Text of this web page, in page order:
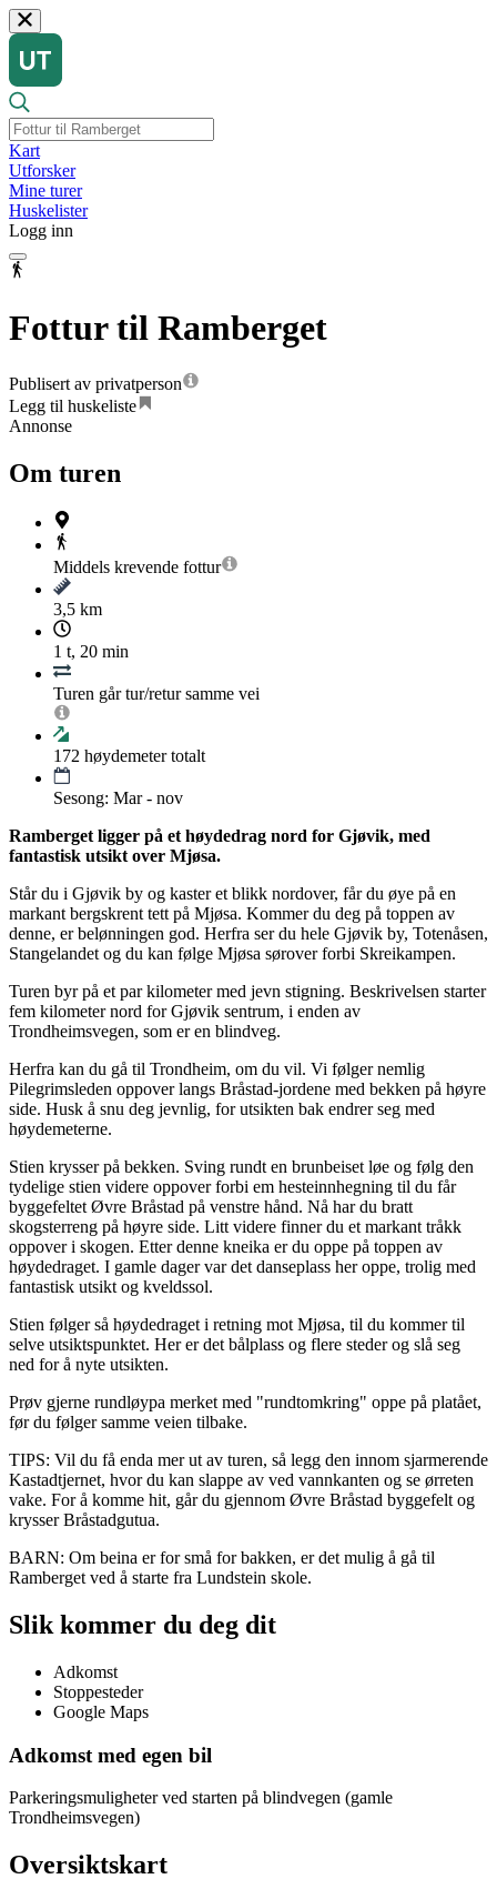
Kart
Utforsker
Mine turer
Huskelister
Logg inn
Fottur til Ramberget
Publisert av privatperson
Legg til huskeliste
Annonse
Om turen
Middels krevende fottur
3,5 km
1 t, 20 min
Turen går tur/retur samme vei
172 høydemeter totalt
Sesong: Mar - nov
Ramberget ligger på et høydedrag nord for Gjøvik, med
fantastisk utsikt over Mjøsa.
Står du i Gjøvik by og kaster et blikk nordover, får du øye på en
markant bergskrent tett på Mjøsa. Kommer du deg på toppen av
denne, er belønningen god. Herfra ser du hele Gjøvik by, Totenåsen,
Stangelandet og du kan følge Mjøsa sørover forbi Skreikampen.
Turen byr på et par kilometer med jevn stigning. Beskrivelsen starter
fem kilometer nord for Gjøvik sentrum, i enden av
Trondheimsvegen, som er en blindveg.
Herfra kan du gå til Trondheim, om du vil. Vi følger nemlig
Pilegrimsleden oppover langs Bråstad-jordene med bekken på høyre
side. Husk å snu deg jevnlig, for utsikten bak endrer seg med
høydemeterne.
Stien krysser på bekken. Sving rundt en brunbeiset løe og følg den
tydelige stien videre oppover forbi em hesteinnhegning til du får
byggefeltet Øvre Bråstad på venstre hånd. Nå har du bratt
skogsterreng på høyre side. Litt videre finner du et markant tråkk
oppover i skogen. Etter denne kneika er du oppe på toppen av
høydedraget. I gamle dager var det danseplass her oppe, trolig med
fantastisk utsikt og kveldssol.
Stien følger så høydedraget i retning mot Mjøsa, til du kommer til
selve utsiktspunktet. Her er det bålplass og flere steder og slå seg
ned for å nyte utsikten.
Prøv gjerne rundløypa merket med "rundtomkring" oppe på platået,
før du følger samme veien tilbake.
TIPS: Vil du få enda mer ut av turen, så legg den innom sjarmerende
Kastadtjernet, hvor du kan slappe av ved vannkanten og se ørreten
vake. For å komme hit, går du gjennom Øvre Bråstad byggefelt og
krysser Bråstadgutua.
BARN: Om beina er for små for bakken, er det mulig å gå til
Ramberget ved å starte fra Lundstein skole.
Slik kommer du deg dit
Adkomst
Stoppesteder
Google Maps
Adkomst med egen bil
Parkeringsmuligheter ved starten på blindvegen (gamle
Trondheimsvegen)
Oversiktskart